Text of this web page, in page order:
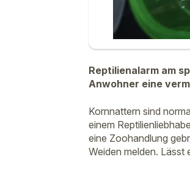
Reptilienalarm am
Anwohner eine
Kornnattern sind
einem
eine Zoohandlung
Weiden melden. Lässt